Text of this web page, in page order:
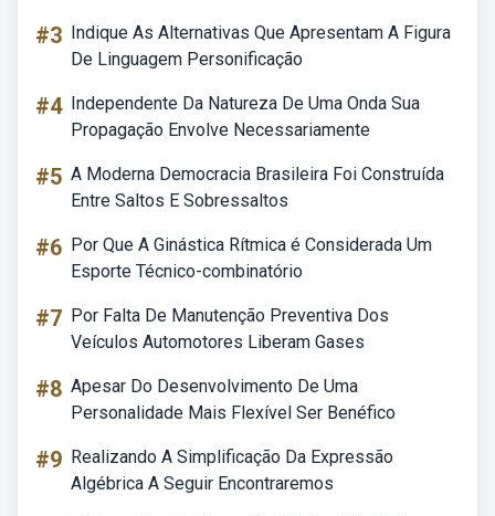
#3 Indique As Alternativas Que Apresentam A Figura
De Linguagem Personificação
#4 Independente Da Natureza De Uma Onda Sua
Propagação Envolve Necessariamente
#5 A Moderna Democracia Brasileira Foi Construída
Entre Saltos E Sobressaltos
#6 Por Que A Ginástica Rítmica é Considerada Um
Esporte Técnico-combinatório
#7 Por Falta De Manutenção Preventiva Dos
Veículos Automotores Liberam Gases
#8 Apesar Do Desenvolvimento De Uma
Personalidade Mais Flexível Ser Benéfico
#9 Realizando A Simplificação Da Expressão
Algébrica A Seguir Encontraremos